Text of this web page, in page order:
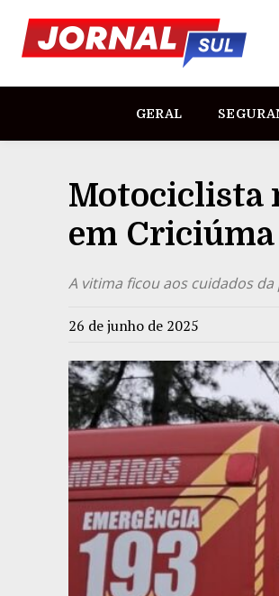
GERAL
Motociclista
em Criciúma
A vitima ficou aos cuidados
26 de junho de 2025